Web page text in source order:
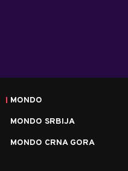
MONDO
MONDO SRBIJA
MONDO CRNA GORA